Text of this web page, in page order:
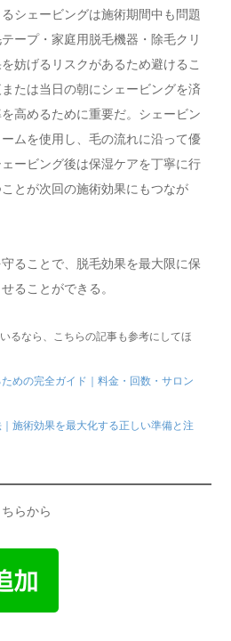
シェービングは施術期間中も問題
ープ・家庭用脱毛機器・除毛クリ
妨げるリスクがあるため避けるこ
たは当日の朝にシェービングを済
高めるために重要だ。シェービン
ムを使用し、毛の流れに沿って優
ービング後は保湿ケアを丁寧に行
とが次回の施術効果にもつなが
ることで、脱毛効果を最大限に保
ることができる。
るなら、こちらの記事も参考にしてほ
めの完全ガイド｜料金・回数・サロン
施術効果を最大化する正しい準備と注
らから